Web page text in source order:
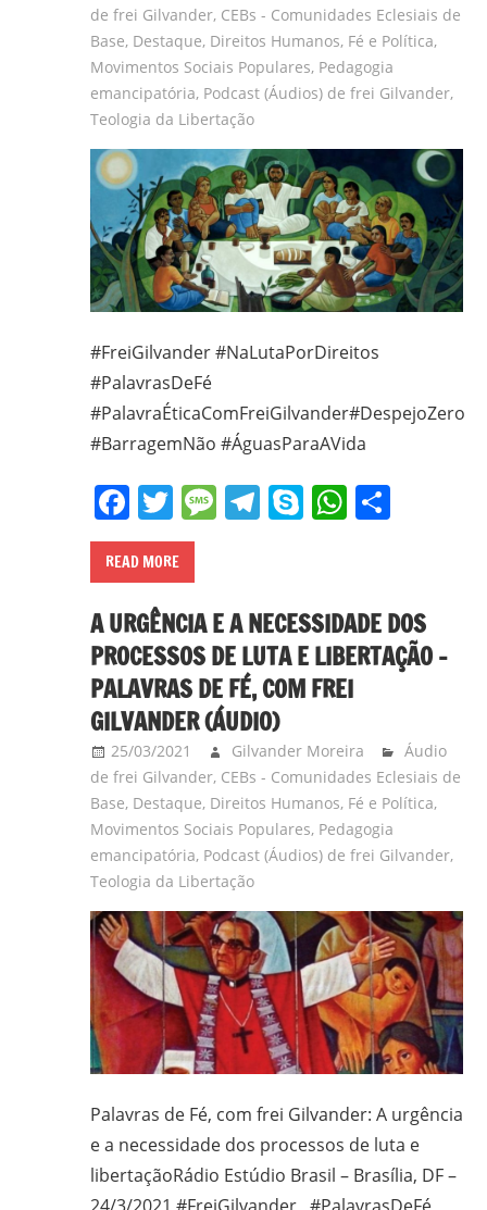
de frei Gilvander, CEBs - Comunidades Eclesiais de
Base, Destaque, Direitos Humanos, Fé e Política,
Movimentos Sociais Populares, Pedagogia
emancipatória, Podcast (Áudios) de frei Gilvander,
Teologia da Libertação
#FreiGilvander #NaLutaPorDireitos
#PalavrasDeFé
#PalavraÉticaComFreiGilvander#DespejoZero
#BarragemNão #ÁguasParaAVida
Facebook
Twitter
Message
Telegram
SkypeShare
READ MORE
A URGÊNCIA E A NECESSIDADE DOS
PROCESSOS DE LUTA E LIBERTAÇÃO –
PALAVRAS DE FÉ, COM FREI
GILVANDER (ÁUDIO)
25/03/2021 Gilvander Moreira
Áudio
de frei Gilvander, CEBs - Comunidades Eclesiais de
Base, Destaque, Direitos Humanos, Fé e Política,
Movimentos Sociais Populares, Pedagogia
emancipatória, Podcast (Áudios) de frei Gilvander,
Teologia da Libertação
Palavras de Fé, com frei Gilvander: A urgência
e a necessidade dos processos de luta e
libertaçãoRádio Estúdio Brasil – Brasília, DF –